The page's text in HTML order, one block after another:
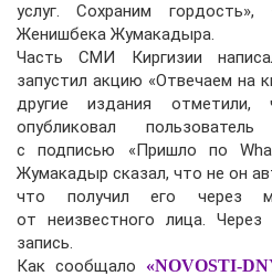
услуг. Сохраним
Женишбека Жумакадыра.
Часть СМИ Киргизии
запустил акцию «Отвечаем на
другие издания
опубликовал
с подписью «Пришло по
Жумакадыр сказал, что не он
что получил его через
от неизвестного лица.
запись.
Как сообщало
«NOVOSTI-